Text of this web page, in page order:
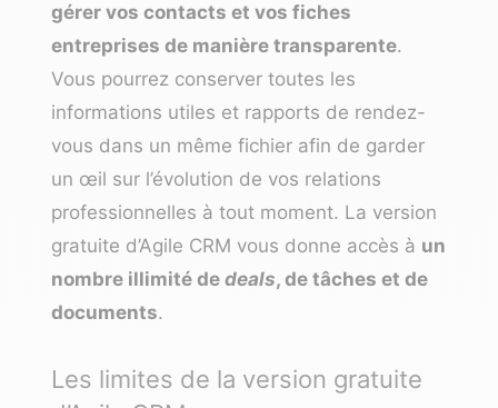
gérer vos contacts et vos fiches
entreprises de manière transparente.
Vous pourrez conserver toutes les
informations utiles et rapports de rendez-
vous dans un même fichier afin de garder
un œil sur l’évolution de vos relations
professionnelles à tout moment. La version
gratuite d’Agile CRM vous donne accès à un
nombre illimité de deals, de tâches et de
documents.
Les limites de la version gratuite